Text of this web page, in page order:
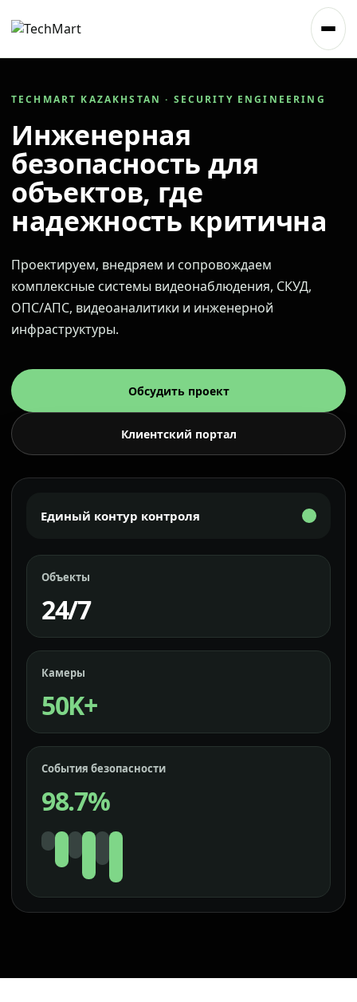
TECHMART KAZAKHSTAN · SECURITY ENGINEERING
Инженерная
безопасность для
объектов, где
надежность критична
Проектируем, внедряем и сопровождаем
комплексные системы видеонаблюдения, СКУД,
ОПС/АПС, видеоаналитики и инженерной
инфраструктуры.
Обсудить проект
Клиентский портал
Единый контур контроля
Объекты
24/7
Камеры
50K+
События безопасности
98.7%